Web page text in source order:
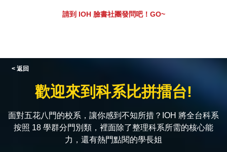
請到 IOH 臉書社團發問吧！GO~
< 返回
歡迎來到科系比拼擂台!
面對五花八門的校系，讓你感到不知所措？IOH 將全台科系
按照 18 學群分門別類，裡面除了整理科系所需的核心能
力，還有熱門點閱的學長姐